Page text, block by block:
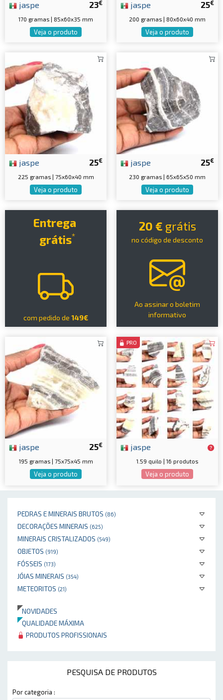
PEDRAS E MINERAIS BRUTOS (86)
DECORAÇÕES MINERAIS (625)
MINERAIS CRISTALIZADOS (549)
OBJETOS (919)
FÓSSEIS (173)
JÓIAS MINERAIS (354)
METEORITOS (21)
NOVIDADES
QUALIDADE MÁXIMA
PRODUTOS PROFISSIONAIS
PESQUISA DE PRODUTOS
Por categoria :
23€
jaspe
170 gramas | 85x60x35 mm
Veja o produto
25€
jaspe
200 gramas | 80x60x40 mm
Veja o produto
25€
jaspe
225 gramas | 75x60x40 mm
Veja o produto
25€
jaspe
230 gramas | 65x65x50 mm
Veja o produto
Entrega
grátis*
com pedido de 149€
20 € grátis
no código de desconto
Ao assinar o boletim
informativo
25€
jaspe
195 gramas | 75x75x45 mm
Veja o produto
PRO
jaspe
1.59 quilo | 16 produtos
Veja o produto